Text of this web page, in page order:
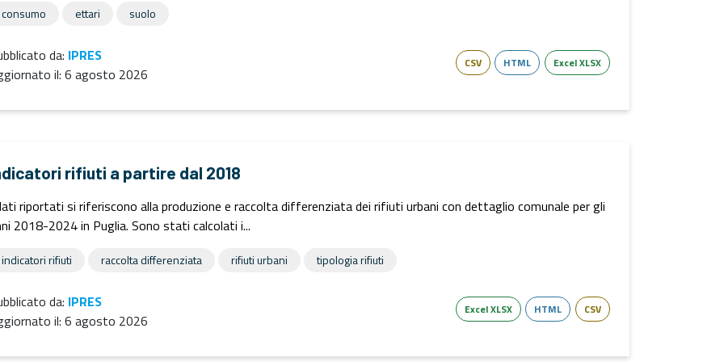
consumo ettari suolo
da: IPRES
il: 6 agosto 2026
CSV HTML Excel XLSX
rifiuti a partire dal 2018
riportati si riferiscono alla produzione e raccolta differenziata dei rifiuti urbani con dettaglio comunale per gli
2018-2024 in Puglia. Sono stati calcolati i...
indicatori rifiuti raccolta differenziata rifiuti urbani tipologia rifiuti
da: IPRES
il: 6 agosto 2026
Excel XLSX HTML CSV